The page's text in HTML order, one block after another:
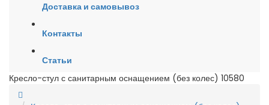
Доставка и самовывоз
Контакты
Статьи
Кресло-стул с санитарным оснащением (без колес) 10580